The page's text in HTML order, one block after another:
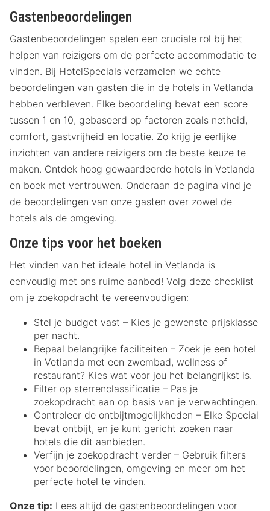
Gastenbeoordelingen
Gastenbeoordelingen spelen een cruciale rol bij het
helpen van reizigers om de perfecte accommodatie te
vinden. Bij HotelSpecials verzamelen we echte
beoordelingen van gasten die in de hotels in Vetlanda
hebben verbleven. Elke beoordeling bevat een score
tussen 1 en 10, gebaseerd op factoren zoals netheid,
comfort, gastvrijheid en locatie. Zo krijg je eerlijke
inzichten van andere reizigers om de beste keuze te
maken. Ontdek hoog gewaardeerde hotels in Vetlanda
en boek met vertrouwen. Onderaan de pagina vind je
de beoordelingen van onze gasten over zowel de
hotels als de omgeving.
Onze tips voor het boeken
Het vinden van het ideale hotel in Vetlanda is
eenvoudig met ons ruime aanbod! Volg deze checklist
om je zoekopdracht te vereenvoudigen:
Stel je budget vast – Kies je gewenste prijsklasse
per nacht.
Bepaal belangrijke faciliteiten – Zoek je een hotel
in Vetlanda met een zwembad, wellness of
restaurant? Kies wat voor jou het belangrijkst is.
Filter op sterrenclassificatie – Pas je
zoekopdracht aan op basis van je verwachtingen.
Controleer de ontbijtmogelijkheden – Elke Special
bevat ontbijt, en je kunt gericht zoeken naar
hotels die dit aanbieden.
Verfijn je zoekopdracht verder – Gebruik filters
voor beoordelingen, omgeving en meer om het
perfecte hotel te vinden.
Onze tip: Lees altijd de gastenbeoordelingen voor